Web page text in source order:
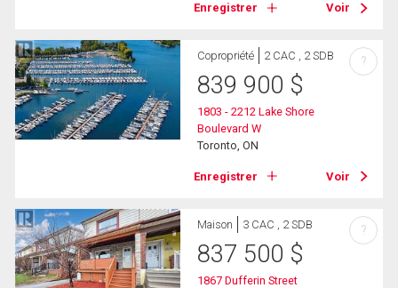
Enregistrer Voir
Copropriété 2 CAC , 2 SDB
839 900 $
1803 - 2212 Lake Shore
Boulevard W
Toronto, ON
Enregistrer Voir
?
Maison 3 CAC , 2 SDB
837 500 $
1867 Dufferin Street
?